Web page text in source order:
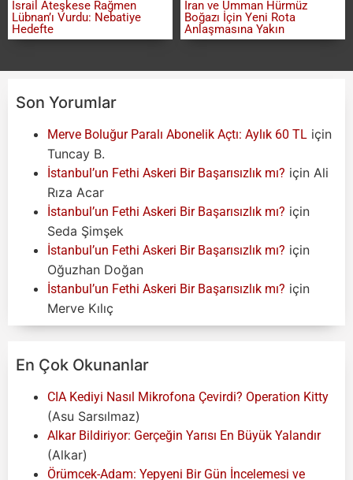
İsrail Ateşkese Rağmen
Lübnan’ı Vurdu: Nebatiye
Hedefte
İran ve Umman Hürmüz
Boğazı İçin Yeni Rota
Anlaşmasına Yakın
Son Yorumlar
Merve Boluğur Paralı Abonelik Açtı: Aylık 60 TL için
Tuncay B.
İstanbul’un Fethi Askeri Bir Başarısızlık mı? için Ali
Rıza Acar
İstanbul’un Fethi Askeri Bir Başarısızlık mı? için
Seda Şimşek
İstanbul’un Fethi Askeri Bir Başarısızlık mı? için
Oğuzhan Doğan
İstanbul’un Fethi Askeri Bir Başarısızlık mı? için
Merve Kılıç
En Çok Okunanlar
CIA Kediyi Nasıl Mikrofona Çevirdi? Operation Kitty
(Asu Sarsılmaz)
Alkar Bildiriyor: Gerçeğin Yarısı En Büyük Yalandır
(Alkar)
Örümcek-Adam: Yepyeni Bir Gün İncelemesi ve